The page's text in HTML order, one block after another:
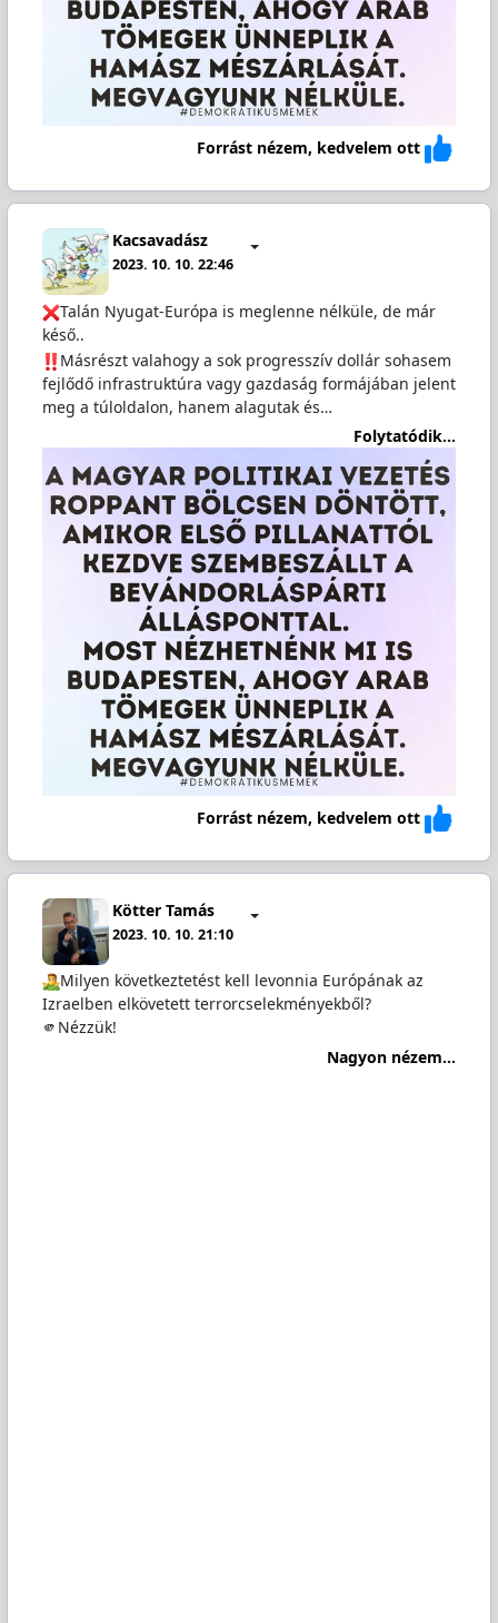
Forrást nézem, kedvelem ott
Kacsavadász
2023. 10. 10. 22:46
Talán Nyugat-Európa is meglenne nélküle, de már
késő..
️Másrészt valahogy a sok progresszív dollár sohasem
fejlődő infrastruktúra vagy gazdaság formájában jelent
meg a túloldalon, hanem alagutak és…
Folytatódik...
Forrást nézem, kedvelem ott
Kötter Tamás
2023. 10. 10. 21:10
️Milyen következtetést kell levonnia Európának az
Izraelben elkövetett terrorcselekményekből?
🫵Nézzük!
Nagyon nézem...